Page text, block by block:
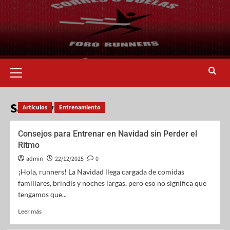
San Silvestre
Artículos Entrenamiento
Consejos para Entrenar en Navidad sin Perder el
Ritmo
admin 22/12/2025
0
¡Hola, runners! La Navidad llega cargada de comidas
familiares, brindis y noches largas, pero eso no significa que
tengamos que...
Leer más